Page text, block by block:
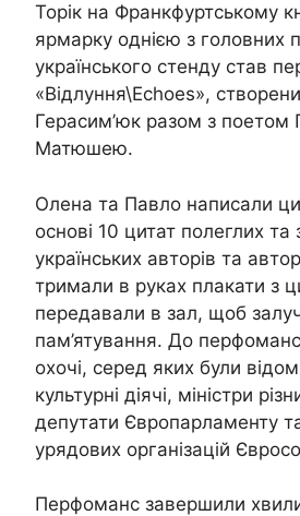
Торік на Франкфуртському
ярмарку однією з головних
українського стенду став
«Відлуння\Echoes»,
Герасим’юк разом з поетом
Матюшею.
Олена та Павло написали
основі 10 цитат полеглих та
українських авторів та
тримали в руках плакати з
передавали в зал, щоб
пам’ятування. До
охочі, серед яких були
культурні діячі, міністри
депутати Європарламенту
урядових організацій
Перфоманс завершили